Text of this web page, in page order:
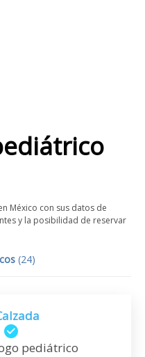
México con sus datos de
y la posibilidad de reservar
(24)
pediátrico